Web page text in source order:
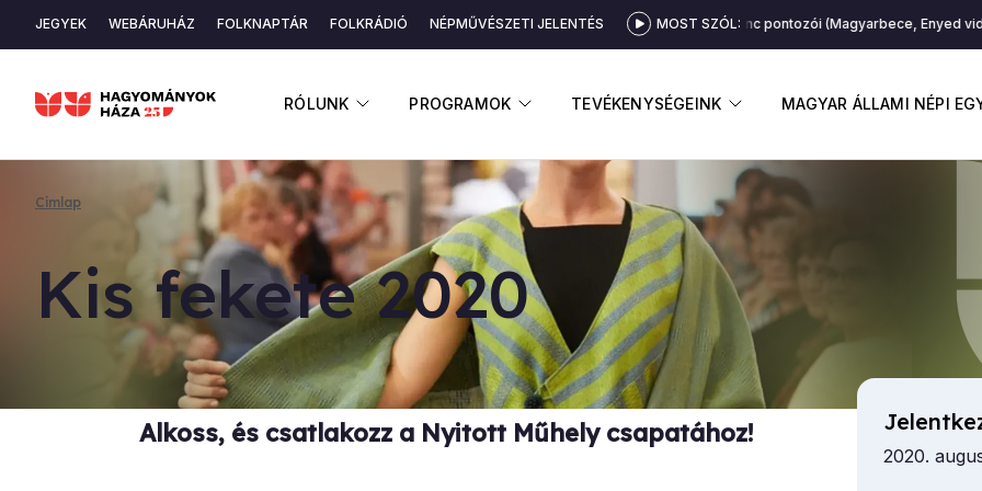
tartalomra
RÓLUNK ALMENÜ MEGNYITÁSA
PROGRAMOK ALMENÜ MEGNYITÁSA
TEVÉKENYSÉGEINK ALMENÜ MEGNYITÁSA
MAGYAR ÁLLAMI NÉPI
Másodlagos
JEGYEK WEBÁRUHÁZ FOLKNAPTÁR FOLKRÁDIÓ NÉPMŰVÉSZETI JELENTÉS MOST SZÓL:
Kulcsár Ferenc pontozói (Magyarbece, Enyed
Címlap
Kis fe­ke­te 2020
Alkoss, és csatlakozz a Nyitott Műhely csapatához!
2020.